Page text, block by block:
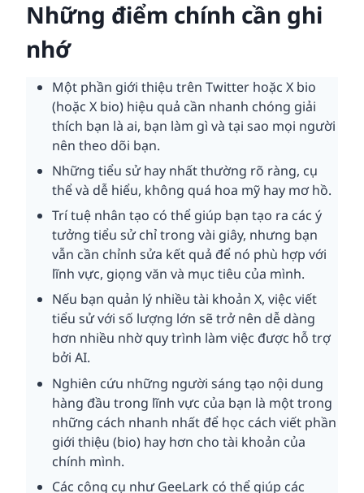
Những điểm chính cần ghi
nhớ
Một phần giới thiệu trên Twitter hoặc X bio
(hoặc X bio) hiệu quả cần nhanh chóng giải
thích bạn là ai, bạn làm gì và tại sao mọi người
nên theo dõi bạn.
Những tiểu sử hay nhất thường rõ ràng, cụ
thể và dễ hiểu, không quá hoa mỹ hay mơ hồ.
Trí tuệ nhân tạo có thể giúp bạn tạo ra các ý
tưởng tiểu sử chỉ trong vài giây, nhưng bạn
vẫn cần chỉnh sửa kết quả để nó phù hợp với
lĩnh vực, giọng văn và mục tiêu của mình.
Nếu bạn quản lý nhiều tài khoản X, việc viết
tiểu sử với số lượng lớn sẽ trở nên dễ dàng
hơn nhiều nhờ quy trình làm việc được hỗ trợ
bởi AI.
Nghiên cứu những người sáng tạo nội dung
hàng đầu trong lĩnh vực của bạn là một trong
những cách nhanh nhất để học cách viết phần
giới thiệu (bio) hay hơn cho tài khoản của
chính mình.
Các công cụ như GeeLark có thể giúp các